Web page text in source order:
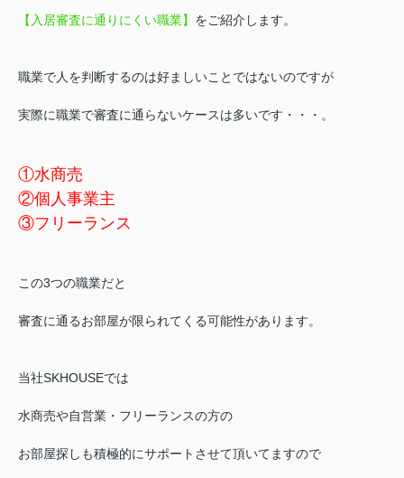
【入居審査に通りにくい職業】 をご紹介します。
職業で人を判断するのは好ましいことではないのですが
実際に職業で審査に通らないケースは多いです・・・。
①水商売
②個人事業主
③フリーランス
この3つの職業だと
審査に通るお部屋が限られてくる可能性があります。
当社SKHOUSEでは
水商売や自営業・フリーランスの方の
お部屋探しも積極的にサポートさせて頂いてますので